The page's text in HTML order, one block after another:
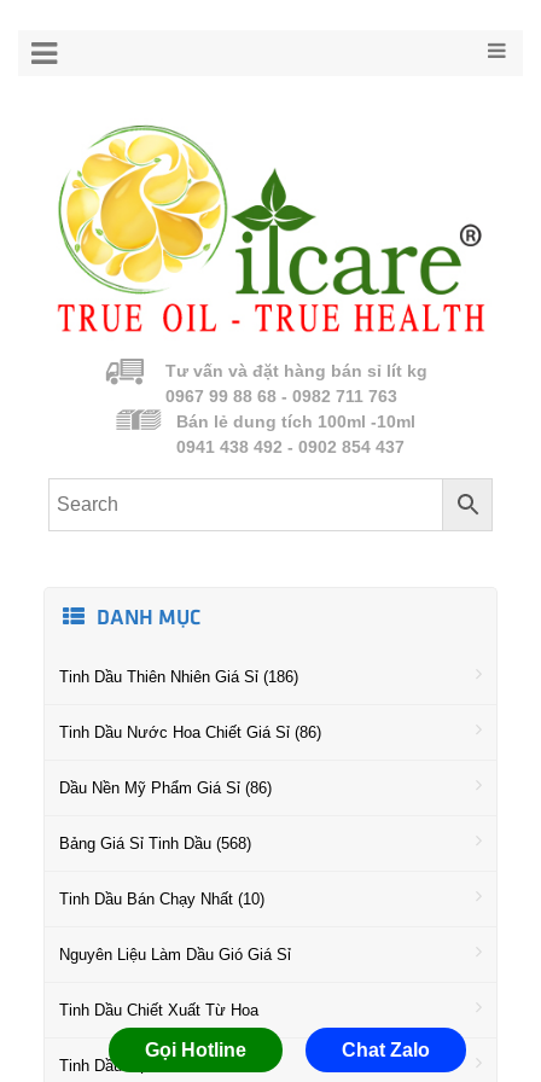
Tư vấn và đặt hàng bán sỉ lít kg
0967 99 88 68 - 0982 711 763
Bán lẻ dung tích 100ml -10ml
0941 438 492 - 0902 854 437
DANH MỤC
Tinh Dầu Thiên Nhiên Giá Sỉ (186)
Tinh Dầu Nước Hoa Chiết Giá Sỉ (86)
Dầu Nền Mỹ Phẩm Giá Sỉ (86)
Bảng Giá Sỉ Tinh Dầu (568)
Tinh Dầu Bán Chạy Nhất (10)
Nguyên Liệu Làm Dầu Gió Giá Sỉ
Tinh Dầu Chiết Xuất Từ Hoa
Tinh Dầu Họ Gỗ Giá Sỉ
Gọi Hotline Chat Zalo